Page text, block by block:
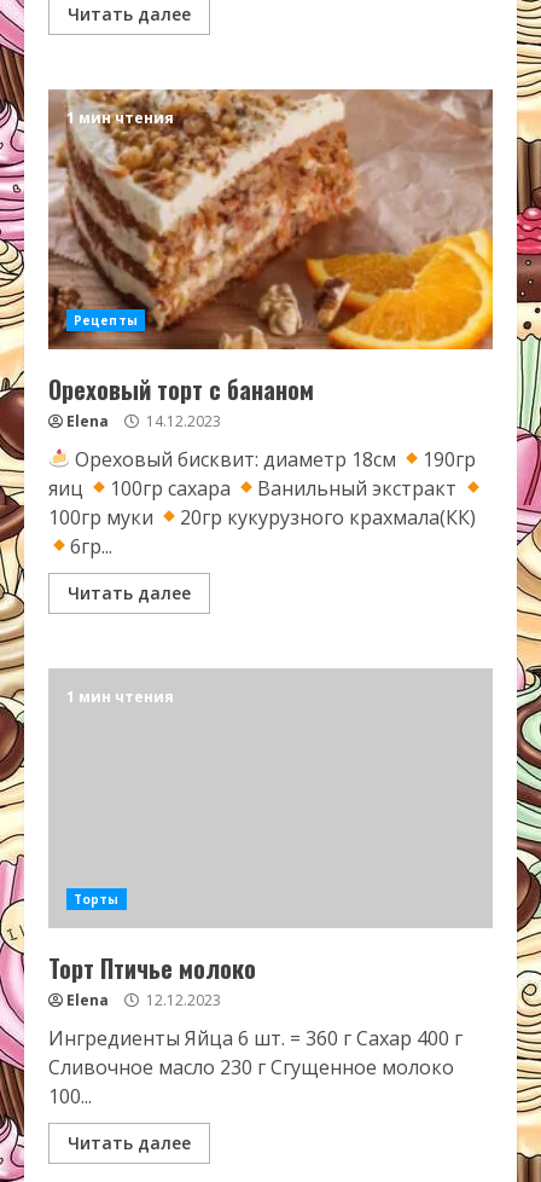
Читать далее
1 мин чтения
Рецепты
Ореховый торт с бананом
Elena 14.12.2023
Ореховый бисквит: диаметр 18см
190гр
яиц
100гр сахара
Ванильный экстракт
100гр муки
20гр кукурузного крахмала(КК)
6гр...
Читать далее
1 мин чтения
Торты
Торт Птичье молоко
Elena 12.12.2023
Ингредиенты Яйца 6 шт. = 360 г Сахар 400 г
Сливочное масло 230 г Сгущенное молоко
100...
Читать далее